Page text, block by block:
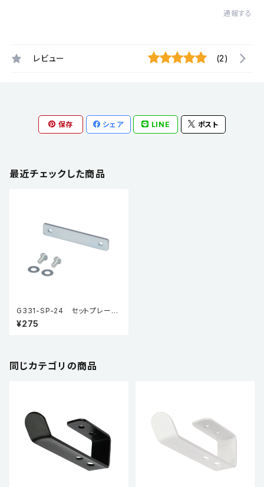
通報する
レビュー (2)
保存 シェア LINE ポスト
最近チェックした商品
G331-SP-24 セットプレート
（オプション品）
¥275
同じカテゴリの商品